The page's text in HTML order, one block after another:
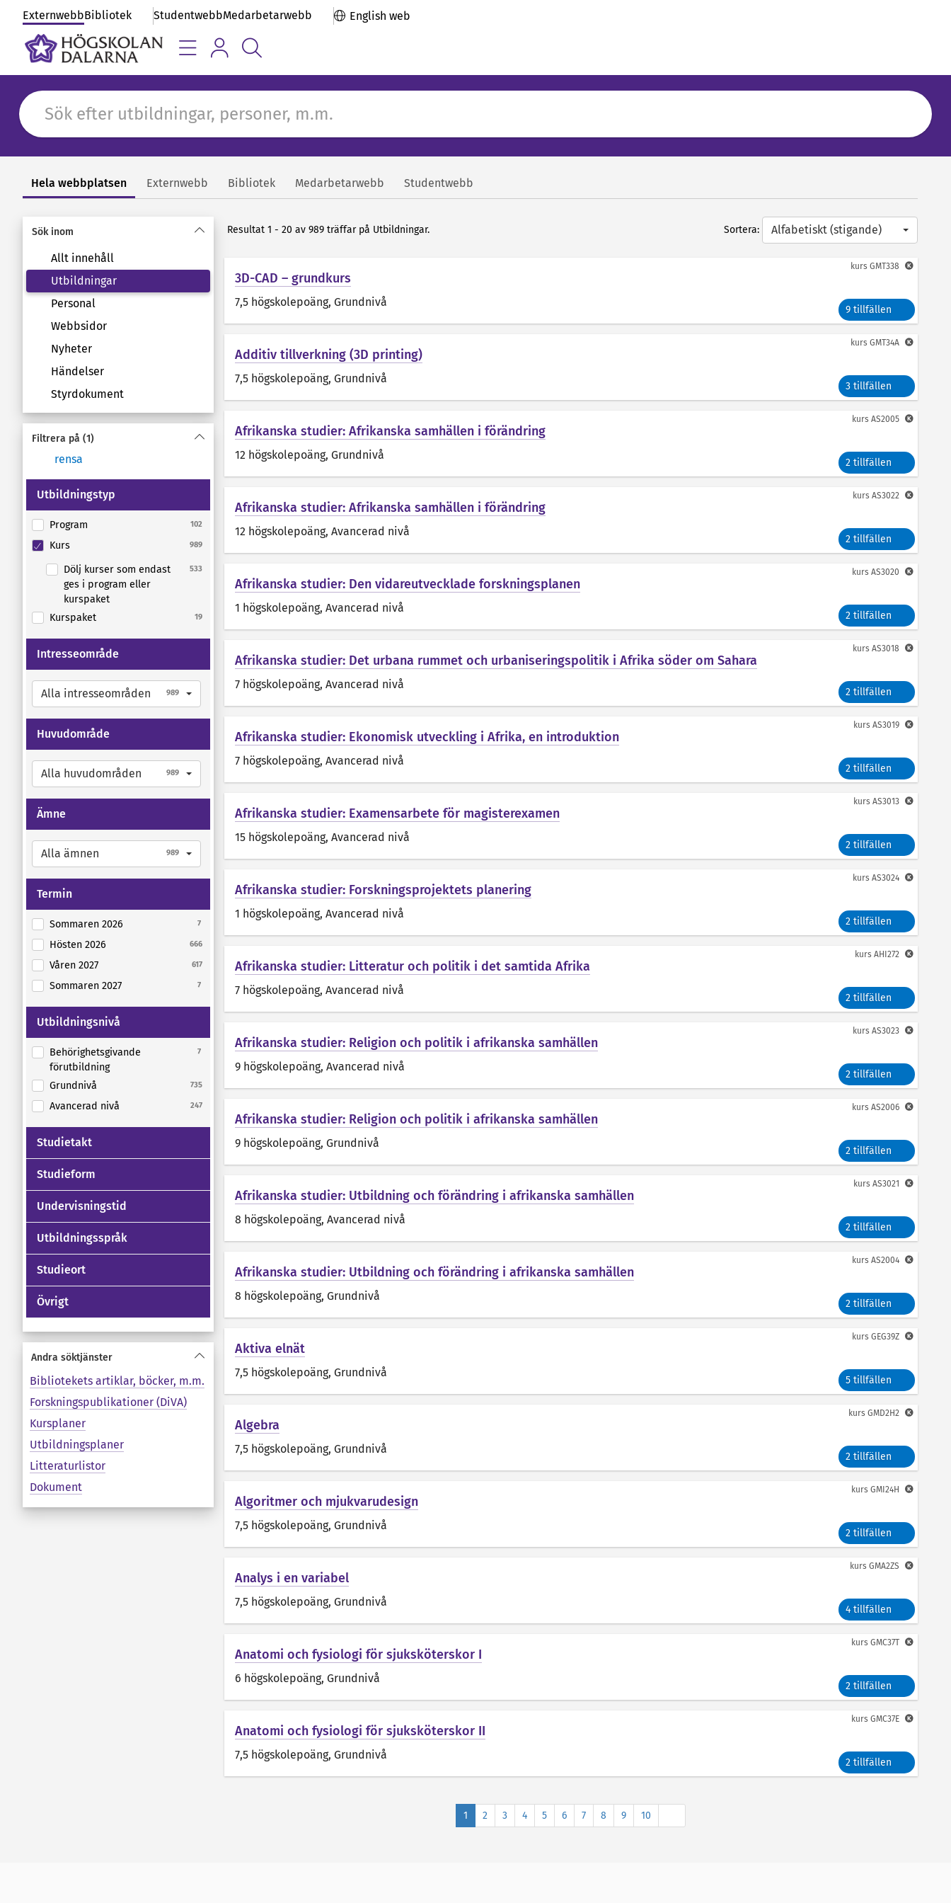
ExternwebbBibliotek StudentwebbMedarbetarwebb English web
Hela webbplatsen Externwebb Bibliotek Medarbetarwebb Studentwebb
Sök inom
Allt innehåll
Utbildningar
Personal
Webbsidor
Nyheter
Händelser
Styrdokument
Filtrera på (1)
rensa
Utbildningstyp
Program 102
Kurs 989
Dölj kurser som endast
ges i program eller
kurspaket
533
Kurspaket 19
Intresseområde
Alla intresseområden 989
Huvudområde
Alla huvudområden 989
Ämne
Alla ämnen 989
Termin
Sommaren 2026 7
Hösten 2026 666
Våren 2027 617
Sommaren 2027 7
Utbildningsnivå
Behörighetsgivande
förutbildning
7
Grundnivå 735
Avancerad nivå 247
Studietakt
Studieform
Undervisningstid
Utbildningsspråk
Studieort
Övrigt
Andra söktjänster
Bibliotekets artiklar, böcker, m.m.
Forskningspublikationer (DiVA)
Kursplaner
Utbildningsplaner
Litteraturlistor
Dokument
Resultat 1 - 20 av 989 träffar på Utbildningar. Sortera: Alfabetiskt (stigande)
3D-CAD – grundkurs
7,5 högskolepoäng, Grundnivå
9 tillfällen
kurs GMT338
Additiv tillverkning (3D printing)
7,5 högskolepoäng, Grundnivå
3 tillfällen
kurs GMT34A
Afrikanska studier: Afrikanska samhällen i förändring
12 högskolepoäng, Grundnivå
2 tillfällen
kurs AS2005
Afrikanska studier: Afrikanska samhällen i förändring
12 högskolepoäng, Avancerad nivå
2 tillfällen
kurs AS3022
Afrikanska studier: Den vidareutvecklade forskningsplanen
1 högskolepoäng, Avancerad nivå
2 tillfällen
kurs AS3020
Afrikanska studier: Det urbana rummet och urbaniseringspolitik i Afrika söder om Sahara
7 högskolepoäng, Avancerad nivå
2 tillfällen
kurs AS3018
Afrikanska studier: Ekonomisk utveckling i Afrika, en introduktion
7 högskolepoäng, Avancerad nivå
2 tillfällen
kurs AS3019
Afrikanska studier: Examensarbete för magisterexamen
15 högskolepoäng, Avancerad nivå
2 tillfällen
kurs AS3013
Afrikanska studier: Forskningsprojektets planering
1 högskolepoäng, Avancerad nivå
2 tillfällen
kurs AS3024
Afrikanska studier: Litteratur och politik i det samtida Afrika
7 högskolepoäng, Avancerad nivå
2 tillfällen
kurs AHI272
Afrikanska studier: Religion och politik i afrikanska samhällen
9 högskolepoäng, Avancerad nivå
2 tillfällen
kurs AS3023
Afrikanska studier: Religion och politik i afrikanska samhällen
9 högskolepoäng, Grundnivå
2 tillfällen
kurs AS2006
Afrikanska studier: Utbildning och förändring i afrikanska samhällen
8 högskolepoäng, Avancerad nivå
2 tillfällen
kurs AS3021
Afrikanska studier: Utbildning och förändring i afrikanska samhällen
8 högskolepoäng, Grundnivå
2 tillfällen
kurs AS2004
Aktiva elnät
7,5 högskolepoäng, Grundnivå
5 tillfällen
kurs GEG39Z
Algebra
7,5 högskolepoäng, Grundnivå
2 tillfällen
kurs GMD2H2
Algoritmer och mjukvarudesign
7,5 högskolepoäng, Grundnivå
2 tillfällen
kurs GMI24H
Analys i en variabel
7,5 högskolepoäng, Grundnivå
4 tillfällen
kurs GMA2ZS
Anatomi och fysiologi för sjuksköterskor I
6 högskolepoäng, Grundnivå
2 tillfällen
kurs GMC37T
Anatomi och fysiologi för sjuksköterskor II
7,5 högskolepoäng, Grundnivå
2 tillfällen
kurs GMC37E
1 2 3 4 5 6 7 8 9 10